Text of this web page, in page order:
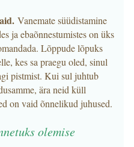
Vanemate süüdistamine
ja ebaõnnestumistes on üks
Lõppude lõpuks
kes sa praegu oled, sinul
pistmist. Kui sul juhtub
ära neid küll
on vaid õnnelikud juhused.
olemise